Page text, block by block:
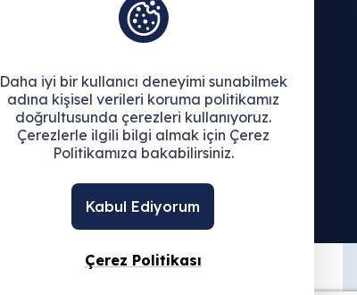
Çerez Politikası
Daha iyi bir kullanıcı deneyimi sunabilmek
adına kişisel verileri koruma politikamız
doğrultusunda çerezleri kullanıyoruz.
Çerezlerle ilgili bilgi almak için Çerez
Politikamıza bakabilirsiniz.
Kabul Ediyorum
Çerez Politikası